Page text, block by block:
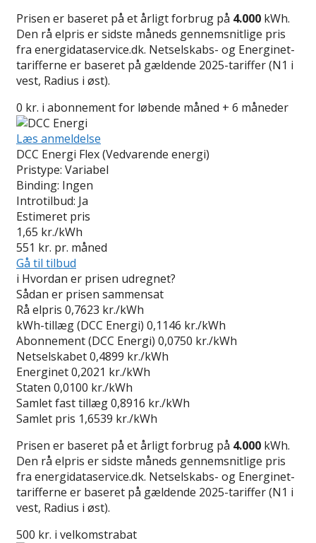
Prisen er baseret på et årligt forbrug på 4.000 kWh.
Den rå elpris er sidste måneds gennemsnitlige pris
fra energidataservice.dk. Netselskabs- og Energinet-
tarifferne er baseret på gældende 2025-tariffer (N1 i
vest, Radius i øst).
0 kr. i abonnement for løbende måned + 6 måneder
Læs anmeldelse
DCC Energi Flex (Vedvarende energi)
Pristype: Variabel
Binding: Ingen
Introtilbud: Ja
Estimeret pris
1,65 kr./kWh
551 kr. pr. måned
Gå til tilbud
i Hvordan er prisen udregnet?
Sådan er prisen sammensat
Rå elpris 0,7623 kr./kWh
kWh-tillæg (DCC Energi) 0,1146 kr./kWh
Abonnement (DCC Energi) 0,0750 kr./kWh
Netselskabet0,4899 kr./kWh
Energinet0,2021 kr./kWh
Staten 0,0100 kr./kWh
Samlet fast tillæg0,8916 kr./kWh
Samlet pris 1,6539 kr./kWh
Prisen er baseret på et årligt forbrug på 4.000 kWh.
Den rå elpris er sidste måneds gennemsnitlige pris
fra energidataservice.dk. Netselskabs- og Energinet-
tarifferne er baseret på gældende 2025-tariffer (N1 i
vest, Radius i øst).
500 kr. i velkomstrabat